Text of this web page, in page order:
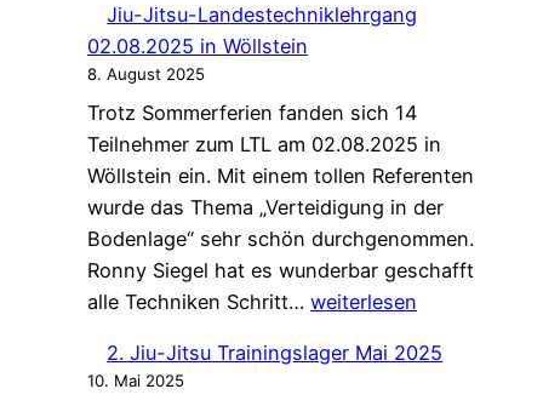
Networking:
Gemeinsames
vebindet
Jiu-Jitsu-Landestechniklehrgang
02.08.2025 in Wöllstein
8. August 2025
Trotz Sommerferien fanden sich 14
Teilnehmer zum LTL am 02.08.2025 in
Wöllstein ein. Mit einem tollen Referenten
wurde das Thema „Verteidigung in der
Bodenlage“ sehr schön durchgenommen.
Ronny Siegel hat es wunderbar geschafft
alle Techniken Schritt… Jiu-
Landestechniklehrgang
weiterlesen
2. Jiu-Jitsu Trainingslager Mai 2025
10. Mai 2025